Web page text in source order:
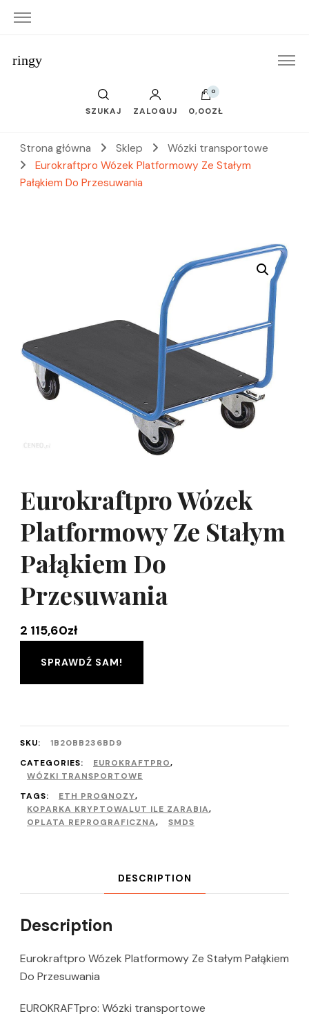
ringy
SZUKAJ ZALOGUJ
0
0,00ZŁ
Strona główna Sklep
Wózki transportowe
Eurokraftpro Wózek Platformowy Ze Stałym
Pałąkiem Do Przesuwania
Eurokraftpro Wózek
Platformowy Ze Stałym
Pałąkiem Do
Przesuwania
2 115,60zł
SPRAWDŹ SAM!
SKU:
1B20BB236BD9
CATEGORIES:
EUROKRAFTPRO,
WÓZKI TRANSPORTOWE
TAGS:
ETH PROGNOZY,
KOPARKA KRYPTOWALUT ILE ZARABIA,
OPLATA REPROGRAFICZNA, SMDS
DESCRIPTION
Description
Eurokraftpro Wózek Platformowy Ze Stałym Pałąkiem
Do Przesuwania
EUROKRAFTpro: Wózki transportowe